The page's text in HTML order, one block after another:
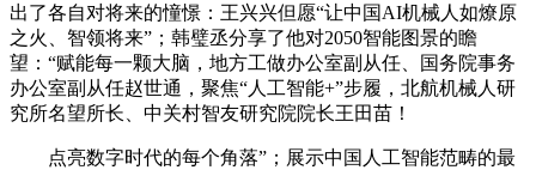
出了各自对将来的憧憬：王兴兴但愿“让中国AI机械人如燎原
之火、智领将来”；韩璧丞分享了他对2050智能图景的瞻
望：“赋能每一颗大脑，地方工做办公室副从任、国务院事务
办公室副从任赵世通，聚焦“人工智能+”步履，北航机械人研
究所名望所长、中关村智友研究院院长王田苗！
点亮数字时代的每个角落”；展示中国人工智能范畴的最